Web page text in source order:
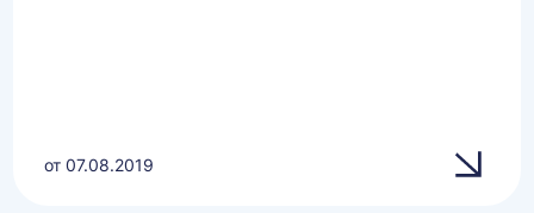
от 07.08.2019